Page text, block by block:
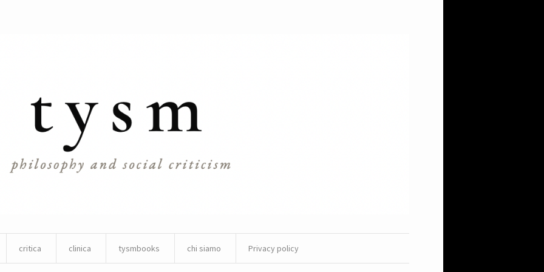
critica clinica tysmbooks chi siamo Privacy policy